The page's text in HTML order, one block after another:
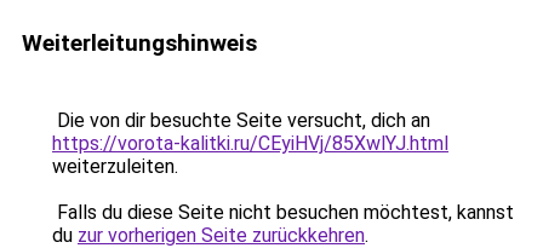
Weiterleitungshinweis
Die von dir besuchte Seite versucht, dich an
https://vorota-kalitki.ru/CEyiHVj/85XwlYJ.html
weiterzuleiten.
Falls du diese Seite nicht besuchen möchtest, kannst
du zur vorherigen Seite zurückkehren.